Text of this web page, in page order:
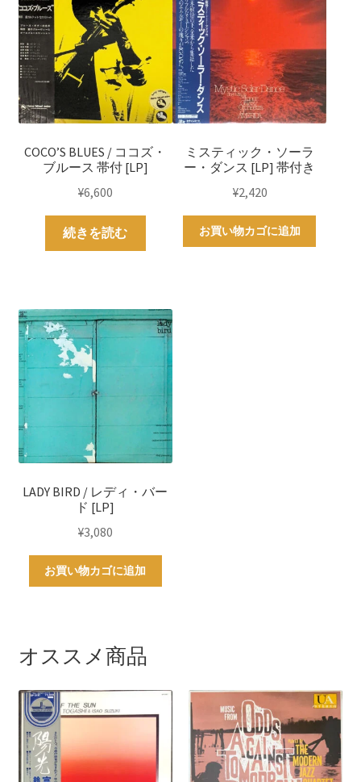
COCO’S BLUES / ココズ・
ブルース 帯付 [LP]
¥6,600
続きを読む
ミスティック・ソーラ
ー・ダンス [LP] 帯付き
¥2,420
お買い物カゴに追加
LADY BIRD / レディ・バー
ド [LP]
¥3,080
お買い物カゴに追加
オススメ商品